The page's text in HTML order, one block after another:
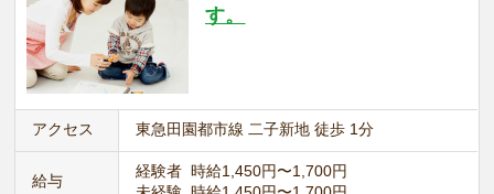
す。
アクセス 東急田園都市線 二子新地 徒歩 1分
給与
経験者 時給1,450円〜1,700円